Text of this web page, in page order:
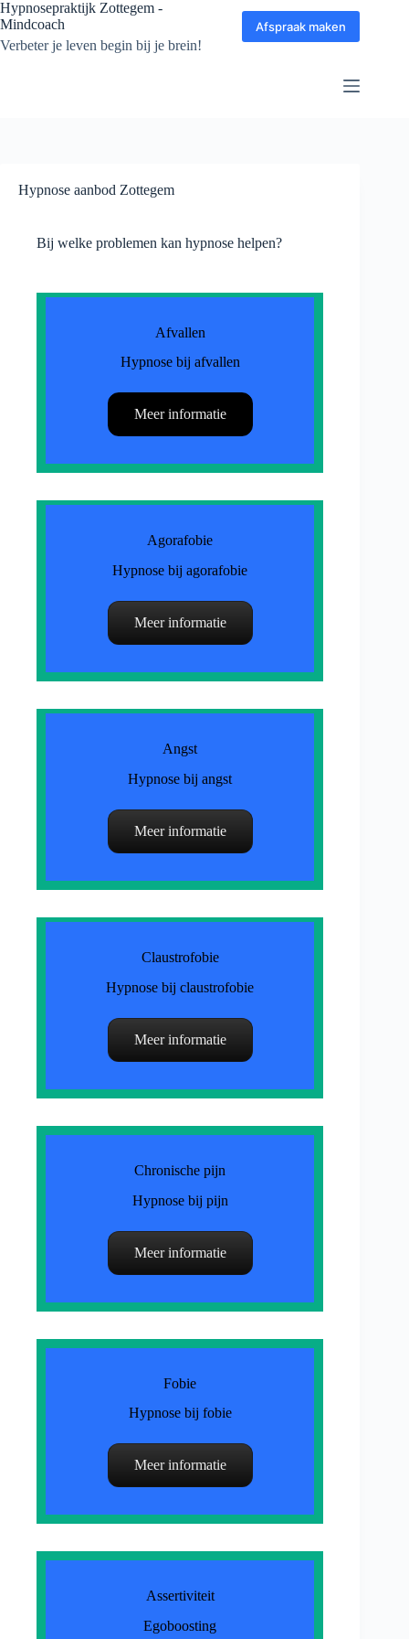
Ga
naar
de
Hypnosepraktijk Zottegem -
Mindcoach
Verbeter je leven begin bij je brein!
Afspraak maken
Hypnose aanbod Zottegem
Bij welke problemen kan hypnose helpen?
Afvallen
Hypnose bij afvallen
Meer informatie
Agorafobie
Hypnose bij agorafobie
Meer informatie
Angst
Hypnose bij angst
Meer informatie
Claustrofobie
Hypnose bij claustrofobie
Meer informatie
Chronische pijn
Hypnose bij pijn
Meer informatie
Fobie
Hypnose bij fobie
Meer informatie
Assertiviteit
Egoboosting